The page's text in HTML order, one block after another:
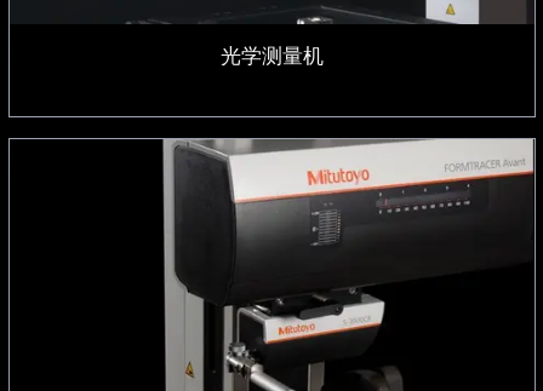
光学测量机
形状测量机